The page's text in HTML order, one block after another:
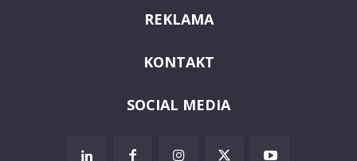
REKLAMA
KONTAKT
SOCIAL MEDIA